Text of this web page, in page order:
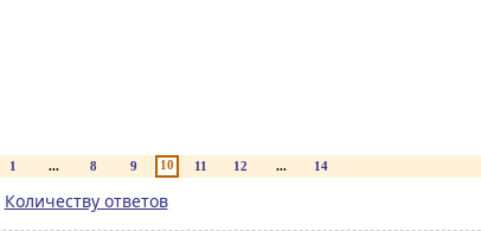
1 ... 8 9 10 11 12 ... 14
Количеству ответов